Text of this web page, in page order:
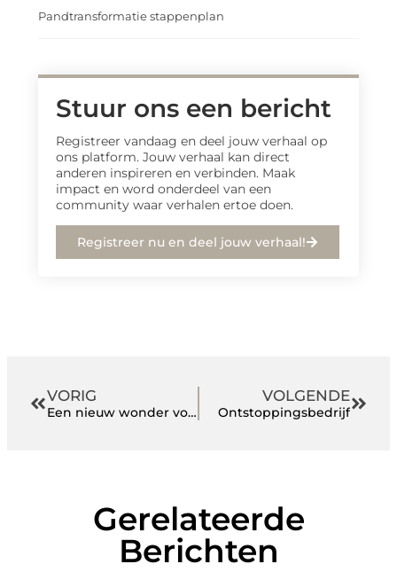
Pandtransformatie stappenplan
Stuur ons een bericht
Registreer vandaag en deel jouw verhaal op
ons platform. Jouw verhaal kan direct
anderen inspireren en verbinden. Maak
impact en word onderdeel van een
community waar verhalen ertoe doen.
Registreer nu en deel jouw verhaal!
VORIG
Een nieuw wonder voor deze wereld
VOLGENDE
Ontstoppingsbedrijf
Gerelateerde
Berichten